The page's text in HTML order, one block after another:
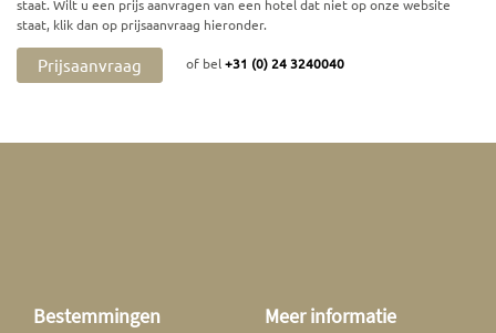
staat. Wilt u een prijs aanvragen van een hotel dat niet op onze website
staat, klik dan op prijsaanvraag hieronder.
Prijsaanvraag of bel+31 (0) 24 3240040
Bestemmingen Meer informatie